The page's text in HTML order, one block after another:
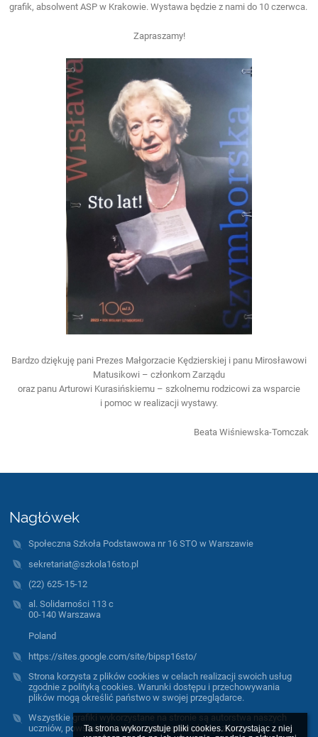
Ta strona wykorzystuje pliki cookies. Korzystając z niej
grafik, absolwent ASP w Krakowie. Wystawa będzie z nami do 10 czerwca.
Zapraszamy!
Bardzo dziękuję pani Prezes Małgorzacie Kędzierskiej i panu Mirosławowi
Matusikowi – członkom Zarządu
oraz panu Arturowi Kurasińskiemu – szkolnemu rodzicowi za wsparcie
i pomoc w realizacji wystawy.
Beata Wiśniewska-Tomczak
Nagłówek
Społeczna Szkoła Podstawowa nr 16 STO w Warszawie
sekretariat@szkola16sto.pl
(22) 625-15-12
al. Solidarności 113 c
00-140 Warszawa
Poland
https://sites.google.com/site/bipsp16sto/
Strona korzysta z plików cookies w celach realizacji swoich usług
zgodnie z polityką cookies. Warunki dostępu i przechowywania
plików mogą określić państwo w swojej przeglądarce.
Wszystkie grafiki wykorzystane na stronie są autorstwa naszych
uczniów, powstały w trakcie warsztatów plastycznych.